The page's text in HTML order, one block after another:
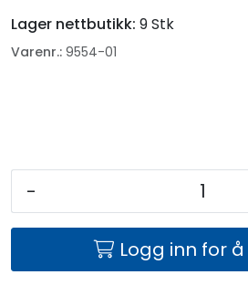
Lager nettbutikk: 9 Stk
Varenr.: 9554-01
-
Logg inn for